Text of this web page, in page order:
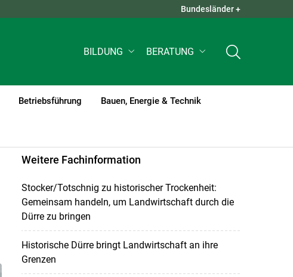
QUICK LINKS +
Bundesländer +
BILDUNG BERATUNG
Betriebsführung Bauen, Energie & Technik
Weitere Fachinformation
Stocker/Totschnig zu historischer Trockenheit:
Gemeinsam handeln, um Landwirtschaft durch die
Dürre zu bringen
Historische Dürre bringt Landwirtschaft an ihre
Grenzen